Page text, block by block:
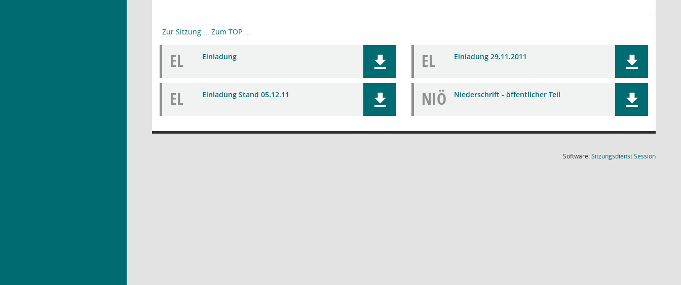
Zur Sitzung ... Zum TOP ...
EL Einladung EL Einladung 29.11.2011
EL Einladung Stand 05.12.11 NIÖ Niederschrift - öffentlicher Teil
Software:SitzungsdienstSession(Wird in